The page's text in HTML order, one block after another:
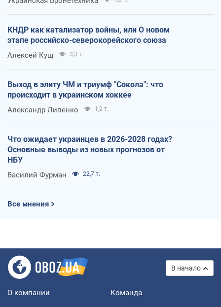
КНДР как катализатор войны, или О новом
этапе российско-северокорейского союза
Алексей Кущ 3,3 т.
Выход в элиту ЧМ и триумф "Сокола": что
происходит в украинском хоккее
Александр Липенко 1,2 т.
Что ожидает украинцев в 2026-2028 годах?
Основные выводы из новых прогнозов от
НБУ
Василий Фурман 22,7 т.
Все мнения
В начало
О компании Команда